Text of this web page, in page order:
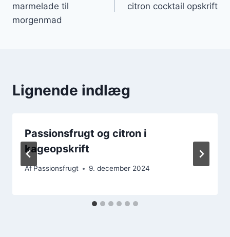
marmelade til
morgenmad
citron cocktail opskrift
Lignende indlæg
Passionsfrugt og citron i
kageopskrift
AfPassionsfrugt 9. december 2024